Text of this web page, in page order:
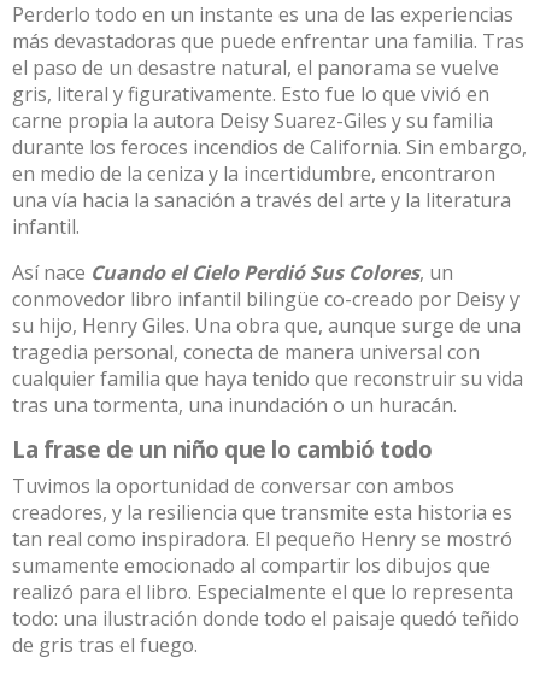
Perderlo todo en un instante es una de las experiencias
más devastadoras que puede enfrentar una familia. Tras
el paso de un desastre natural, el panorama se vuelve
gris, literal y figurativamente. Esto fue lo que vivió en
carne propia la autora Deisy Suarez-Giles y su familia
durante los feroces incendios de California. Sin embargo,
en medio de la ceniza y la incertidumbre, encontraron
una vía hacia la sanación a través del arte y la literatura
infantil.
Así nace Cuando el Cielo Perdió Sus Colores, un
conmovedor libro infantil bilingüe co-creado por Deisy y
su hijo, Henry Giles. Una obra que, aunque surge de una
tragedia personal, conecta de manera universal con
cualquier familia que haya tenido que reconstruir su vida
tras una tormenta, una inundación o un huracán.
La frase de un niño que lo cambió todo
Tuvimos la oportunidad de conversar con ambos
creadores, y la resiliencia que transmite esta historia es
tan real como inspiradora. El pequeño Henry se mostró
sumamente emocionado al compartir los dibujos que
realizó para el libro. Especialmente el que lo representa
todo: una ilustración donde todo el paisaje quedó teñido
de gris tras el fuego.